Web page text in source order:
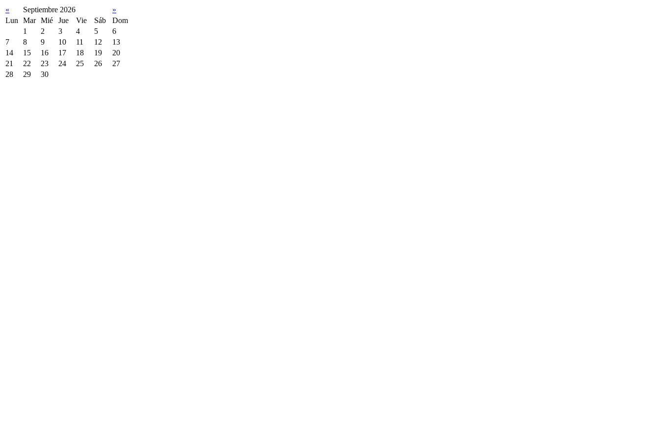
« Septiembre 2026
»
Lun
Mar Mié Jue Vie Sáb
Dom
1
2 3 4 5
6
7
8 9 10 11 12
13
14
15 16 17 18 19
20
21
22 23 24 25 26
27
28
29 30